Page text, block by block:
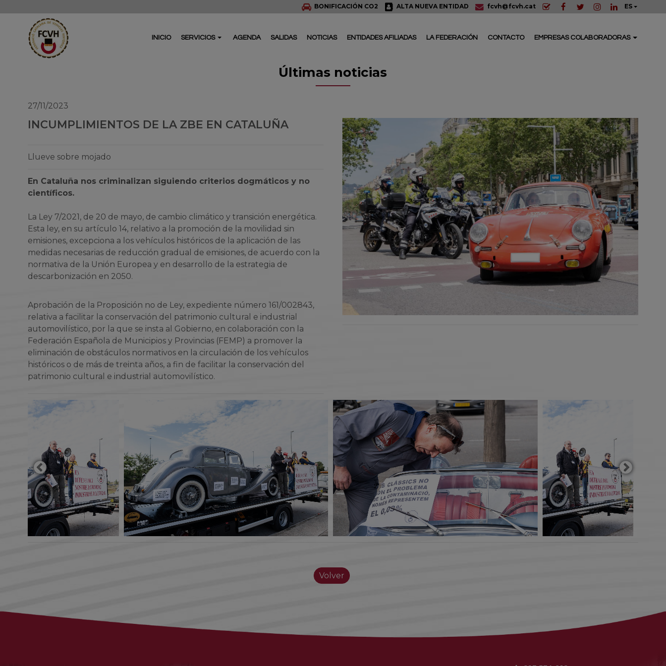
BONIFICACIÓN CO2 ALTA NUEVA ENTIDAD fcvh@fcvh.cat ES
INICIO SERVICIOS AGENDA SALIDAS NOTICIAS ENTIDADES AFILIADAS LA FEDERACIÓN CONTACTO EMPRESAS COLABORADORAS
Últimas noticias
27/11/2023
INCUMPLIMIENTOS DE LA ZBE EN CATALUÑA
Llueve sobre mojado
En Cataluña nos criminalizan siguiendo criterios dogmáticos y no
científicos.
La Ley 7/2021, de 20 de mayo, de cambio climático y transición energética.
Esta ley, en su artículo 14, relativo a la promoción de la movilidad sin
emisiones, excepciona a los vehículos históricos de la aplicación de las
medidas necesarias de reducción gradual de emisiones, de acuerdo con la
normativa de la Unión Europea y en desarrollo de la estrategia de
descarbonización en 2050.
Aprobación de la Proposición no de Ley, expediente número 161/002843,
relativa a facilitar la conservación del patrimonio cultural e industrial
automovilístico, por la que se insta al Gobierno, en colaboración con la
Federación Española de Municipios y Provincias (FEMP) a promover la
eliminación de obstáculos normativos en la circulación de los vehículos
históricos o de más de treinta años, a fin de facilitar la conservación del
patrimonio cultural e industrial automovilístico.
Volver